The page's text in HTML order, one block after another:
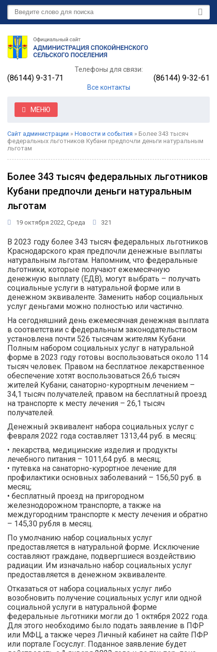
Телефоны для связи:
(86144) 9-31-71 (86144) 9-32-61
Все контакты
МЕНЮ
Сайт администрации » Новости и события » Более 343 тысяч
федеральных льготников Кубани предпочли деньги натуральным
льготам
Более 343 тысяч федеральных льготников
Кубани предпочли деньги натуральным
льготам
19 октября 2022, Среда 321
В 2023 году более 343 тысяч федеральных льготников
Краснодарского края предпочли денежные выплаты
натуральным льготам. Напомним, что федеральные
льготники, которые получают ежемесячную
денежную выплату (ЕДВ), могут выбрать – получать
социальные услуги в натуральной форме или в
денежном эквиваленте. Заменить набор социальных
услуг деньгами можно полностью или частично.
На сегодняшний день ежемесячная денежная выплата
в соответствии с федеральным законодательством
установлена почти 526 тысячам жителям Кубани.
Полным набором социальных услуг в натуральной
форме в 2023 году готовы воспользоваться около 114
тысяч человек. Правом на бесплатное лекарственное
обеспечение хотят воспользоваться 26,6 тысяч
жителей Кубани; санаторно-курортным лечением –
34,1 тысяч получателей; правом на бесплатный проезд
на транспорте к месту лечения – 26,1 тысяч
получателей.
Денежный эквивалент набора социальных услуг с
февраля 2022 года составляет 1313,44 руб. в месяц:
• лекарства, медицинские изделия и продукты
лечебного питания – 1011,64 руб. в месяц;
• путевка на санаторно-курортное лечение для
профилактики основных заболеваний – 156,50 руб. в
месяц;
• бесплатный проезд на пригородном
железнодорожном транспорте, а также на
междугородним транспорте к месту лечения и обратно
– 145,30 рубля в месяц.
По умолчанию набор социальных услуг
предоставляется в натуральной форме. Исключение
составляют граждане, подвергшиеся воздействию
радиации. Им изначально набор социальных услуг
предоставляется в денежном эквиваленте.
Отказаться от набора социальных услуг либо
возобновить получение социальных услуг или одной
социальной услуги в натуральной форме
федеральные льготники могли до 1 октября 2022 года.
Для этого необходимо было подать заявление в ПФР
или МФЦ, а также через Личный кабинет на сайте ПФР
или портале Госуслуг. Поданное заявление будет